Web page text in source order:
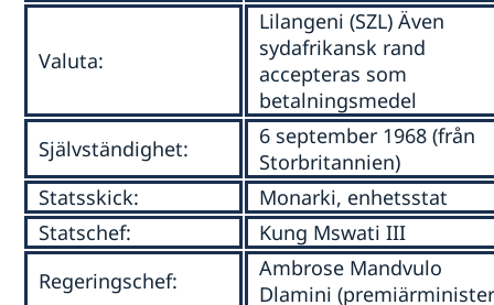
Valuta:
Lilangeni (SZL) Även
sydafrikansk rand
accepteras som
betalningsmedel
Självständighet:
6 september 1968 (från
Storbritannien)
Statsskick:
Monarki, enhetsstat
Statschef:
Kung Mswati III
Regeringschef:
Ambrose Mandvulo
Dlamini